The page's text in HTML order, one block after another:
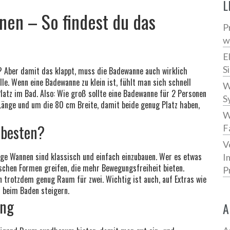
– So findest du das
damit das klappt, muss die Badewanne auch wirklich
Wenn eine Badewanne zu klein ist, fühlt man sich schnell
im Bad. Also: Wie groß sollte eine Badewanne für 2 Personen
und um die 80 cm Breite, damit beide genug Platz haben,
Wannen sind klassisch und einfach einzubauen. Wer es etwas
Formen greifen, die mehr Bewegungsfreiheit bieten.
trotzdem genug Raum für zwei. Wichtig ist auch, auf Extras wie
Baden steigern.